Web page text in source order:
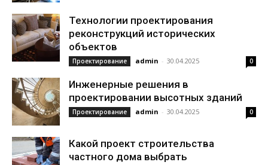
Технологии проектирования
реконструкций исторических
объектов
Проектирование admin - 30.04.2025 0
Инженерные решения в
проектировании высотных зданий
Проектирование admin - 30.04.2025 0
Какой проект строительства
частного дома выбрать